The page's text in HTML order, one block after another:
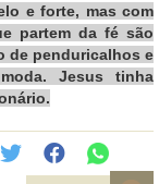
e forte, mas com
partem da fé são
de penduricalhos e
Jesus tinha